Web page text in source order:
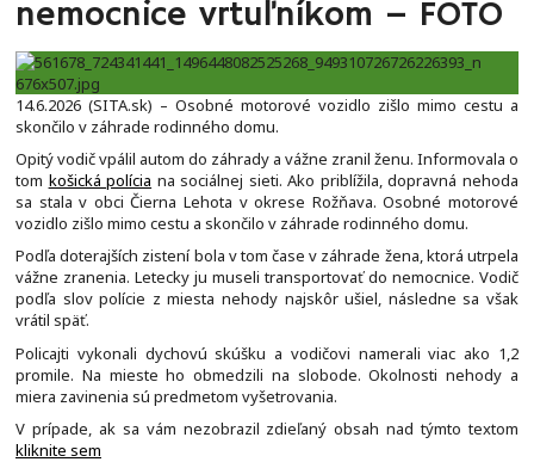
nemocnice vrtuľníkom – FOTO
14.6.2026 (SITA.sk) – Osobné motorové vozidlo zišlo mimo cestu a
skončilo v záhrade rodinného domu.
Opitý vodič vpálil autom do záhrady a vážne zranil ženu. Informovala o
tom košická polícia na sociálnej sieti. Ako priblížila, dopravná nehoda
sa stala v obci Čierna Lehota v okrese Rožňava. Osobné motorové
vozidlo zišlo mimo cestu a skončilo v záhrade rodinného domu.
Podľa doterajších zistení bola v tom čase v záhrade žena, ktorá utrpela
vážne zranenia. Letecky ju museli transportovať do nemocnice. Vodič
podľa slov polície z miesta nehody najskôr ušiel, následne sa však
vrátil späť.
Policajti vykonali dychovú skúšku a vodičovi namerali viac ako 1,2
promile. Na mieste ho obmedzili na slobode. Okolnosti nehody a
miera zavinenia sú predmetom vyšetrovania.
V prípade, ak sa vám nezobrazil zdieľaný obsah nad týmto textom
kliknite sem